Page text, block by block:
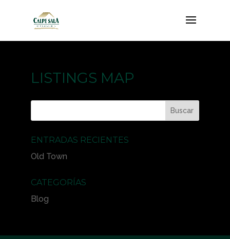
LISTINGS MAP
ENTRADAS RECIENTES
Old Town
CATEGORÍAS
Blog